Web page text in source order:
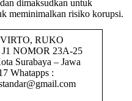
dimaksudkan untuk
meminimalkan risiko korupsi.
RUKO
NOMOR 23A-25
Surabaya – Jawa
Whatapps :